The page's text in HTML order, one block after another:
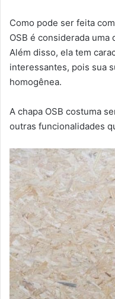
Como pode ser feita
OSB é considerada uma
Além disso, ela tem
interessantes, pois sua
homogênea.
A chapa OSB costuma
outras funcionalidades